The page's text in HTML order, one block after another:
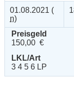
01.08.2021 (
n)
Preisgeld
150,00 €
LKL/Art
3 4 5 6 LP